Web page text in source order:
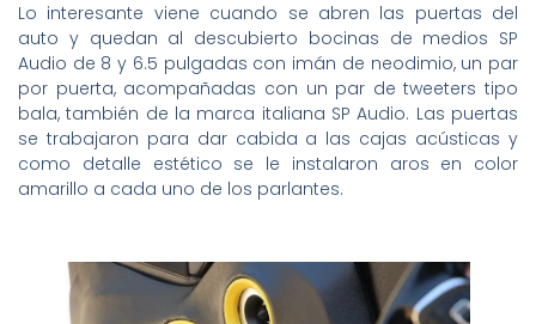
Lo interesante viene cuando se abren las puertas del
auto y quedan al descubierto bocinas de medios SP
Audio de 8 y 6.5 pulgadas con imán de neodimio, un par
por puerta, acompañadas con un par de tweeters tipo
bala, también de la marca italiana SP Audio. Las puertas
se trabajaron para dar cabida a las cajas acústicas y
como detalle estético se le instalaron aros en color
amarillo a cada uno de los parlantes.